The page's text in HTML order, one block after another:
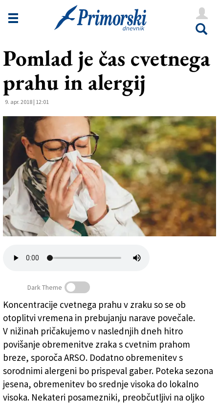
Novice
Goriška
Kultura
Šport
Še
Vreme
V Kioskih
Uredništvo
Oglasi
Založnik
Pomlad je čas cvetnega
prahu in alergij
9. apr. 2018 | 12:01
Pomlad je čas cvetnega prahu in alergij
Dark Theme
Koncentracije cvetnega prahu v zraku so se ob
otoplitvi vremena in prebujanju narave povečale.
V nižinah pričakujemo v naslednjih dneh hitro
povišanje obremenitve zraka s cvetnim prahom
breze, sporoča ARSO. Dodatno obremenitev s
sorodnimi alergeni bo prispeval gaber. Poteka sezona
jesena, obremenitev bo srednje visoka do lokalno
visoka. Nekateri posamezniki, preobčutljivi na oljko